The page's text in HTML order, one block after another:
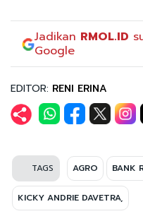
Jadikan RMOL.ID
Google
EDITOR: RENI ERINA
TAGS AGRO BANK
KICKY ANDRIE DAVETRA,